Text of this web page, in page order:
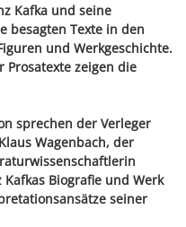
Kafka und seine
besagten Texte in den
und Werkgeschichte.
Prosatexte zeigen die
sprechen der Verleger
Wagenbach, der
Biografie und Werk
seiner